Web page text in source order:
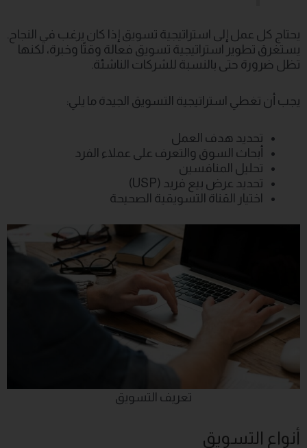
يحتاج كل عمل إلى استراتيجية تسويق إذا كان يرغب في النجاح.
يستغرق تطوير استراتيجية تسويق فعالة وقتًا وخبرة، لكنها
تظل ضرورة حتى بالنسبة للشركات الناشئة.
يجب أن تغطي استراتيجية التسويق الجيدة ما يلي:
تحديد هدف العمل
أبحاث السوق والتعرف على عملاء الفرد
تحليل المنافسين
تحديد عرض بيع فريد (USP)
اختيار القناة التسويقية الصحيحة
تعريف التسويق
أنواع التسويق